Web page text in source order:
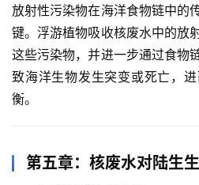
放射性污染物在海洋食物链中的
键。浮游植物吸收核废水中的放
这些污染物，并进一步通过食物
致海洋生物发生突变或死亡，
衡。
第五章：核废水对陆生